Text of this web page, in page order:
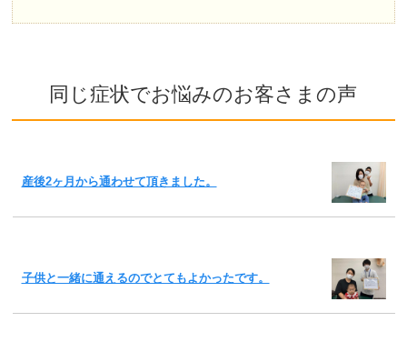
同じ症状でお悩みのお客さまの声
産後2ヶ月から通わせて頂きました。
子供と一緒に通えるのでとてもよかったです。